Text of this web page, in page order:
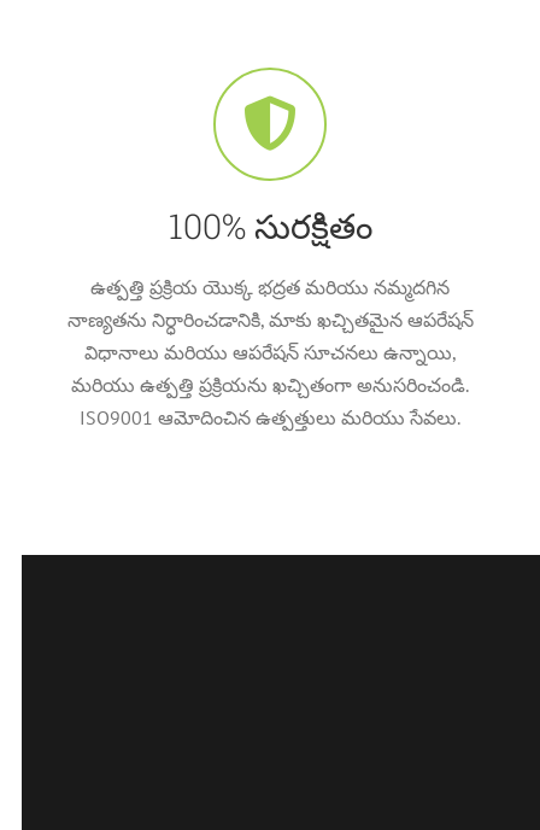
100% సురక్షితం
ఉత్పత్తి ప్రక్రియ యొక్క భద్రత మరియు నమ్మదగిన
నాణ్యతను నిర్ధారించడానికి, మాకు ఖచ్చితమైన ఆపరేషన్
విధానాలు మరియు ఆపరేషన్ సూచనలు ఉన్నాయి,
మరియు ఉత్పత్తి ప్రక్రియను ఖచ్చితంగా అనుసరించండి.
ISO9001 ఆమోదించిన ఉత్పత్తులు మరియు సేవలు.